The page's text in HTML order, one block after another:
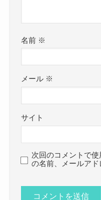
名前 ※
メール ※
サイト
次回のコメントで
の名前、メールアド